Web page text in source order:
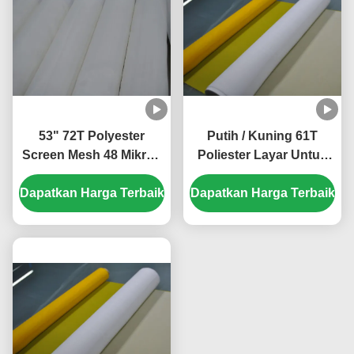
53" 72T Polyester
Screen Mesh 48 Mikron
untuk Pencetakan
Tekstil
Dapatkan Harga Terbaik
Putih / Kuning 61T
Poliester Layar Untuk
Pencetakan Papan
Sirkuit
Dapatkan Harga Terbaik